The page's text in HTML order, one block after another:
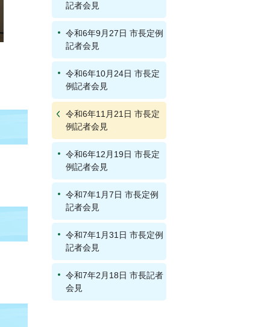
記者会見
令和6年9月27日 市長定例
記者会見
令和6年10月24日 市長定
例記者会見
令和6年11月21日 市長定
例記者会見
令和6年12月19日 市長定
例記者会見
令和7年1月7日 市長定例
記者会見
令和7年1月31日 市長定例
記者会見
令和7年2月18日 市長記者
会見